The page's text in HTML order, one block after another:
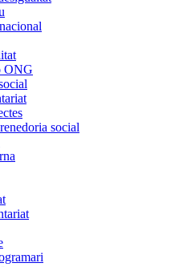
ONG
social